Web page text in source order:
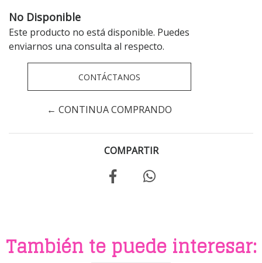
No Disponible
Este producto no está disponible. Puedes
enviarnos una consulta al respecto.
CONTÁCTANOS
← CONTINUA COMPRANDO
COMPARTIR
También te puede interesar: